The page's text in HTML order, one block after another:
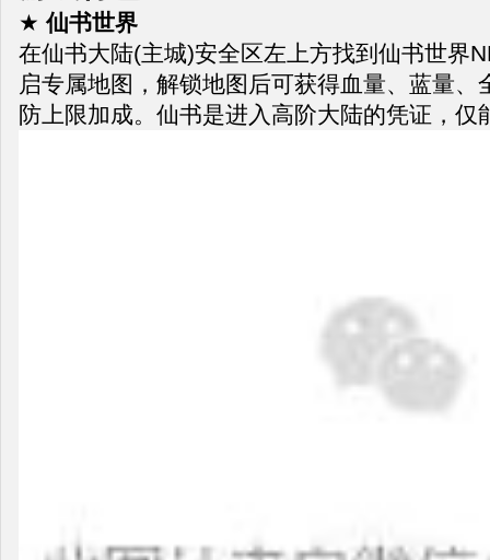
★ 仙书世界
在仙书大陆(主城)安全区左上方找到仙书世界
启专属地图，解锁地图后可获得血量、蓝量、
防上限加成。仙书是进入高阶大陆的凭证，仅